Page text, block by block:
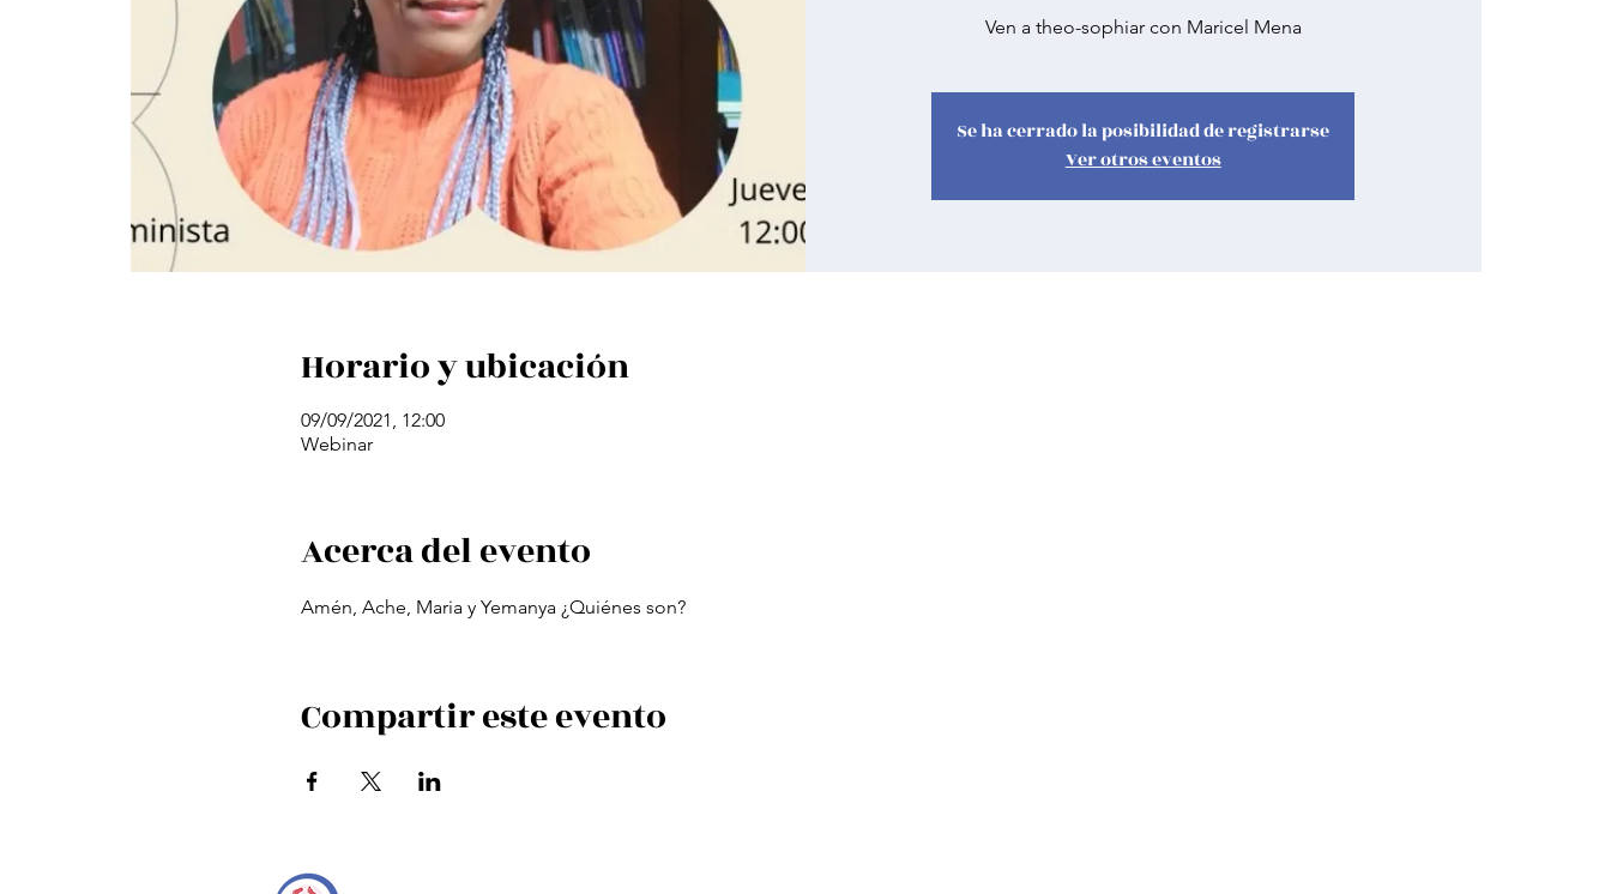
Ven a theo-sophiar con Maricel Mena
Se ha cerrado la posibilidad de registrarse
Ver otros eventos
Horario y ubicación
09/09/2021, 12:00
Webinar
Acerca del evento
Amén, Ache, Maria y Yemanya ¿Quiénes son?
Compartir este evento